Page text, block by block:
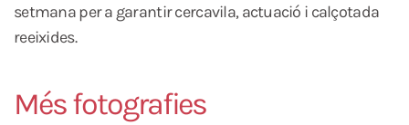
setmana per a garantir cercavila, actuació i calçotada
reeixides.
Més fotografies